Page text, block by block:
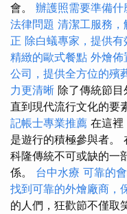
會。 辦護照需要準備什
法律問題 清潔工服務
正 除白蟻專家，提供
精緻的歐式餐點 外燴佈
公司，提供全方位的殯
力更清晰 除了傳統節目
直到現代流行文化的要
記帳士專業推薦 在這裡
是遊行的積極參與者。
科隆傳統不可或缺的一
係。 台中水療 可靠的
找到可靠的外燴廠商，
的人們，狂歡節不僅取